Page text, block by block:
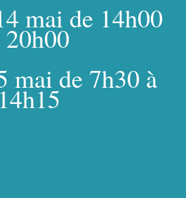
mai de 14h00
20h00
mai de 7h30 à